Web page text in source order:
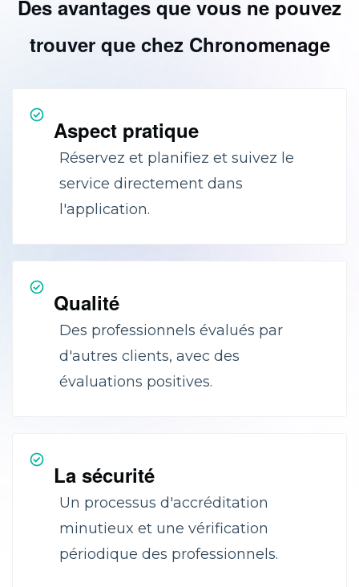
Des avantages que vous ne pouvez
trouver que chez Chronomenage
Aspect pratique
Réservez et planifiez et suivez le
service directement dans
l'application.
Qualité
Des professionnels évalués par
d'autres clients, avec des
évaluations positives.
La sécurité
Un processus d'accréditation
minutieux et une vérification
périodique des professionnels.